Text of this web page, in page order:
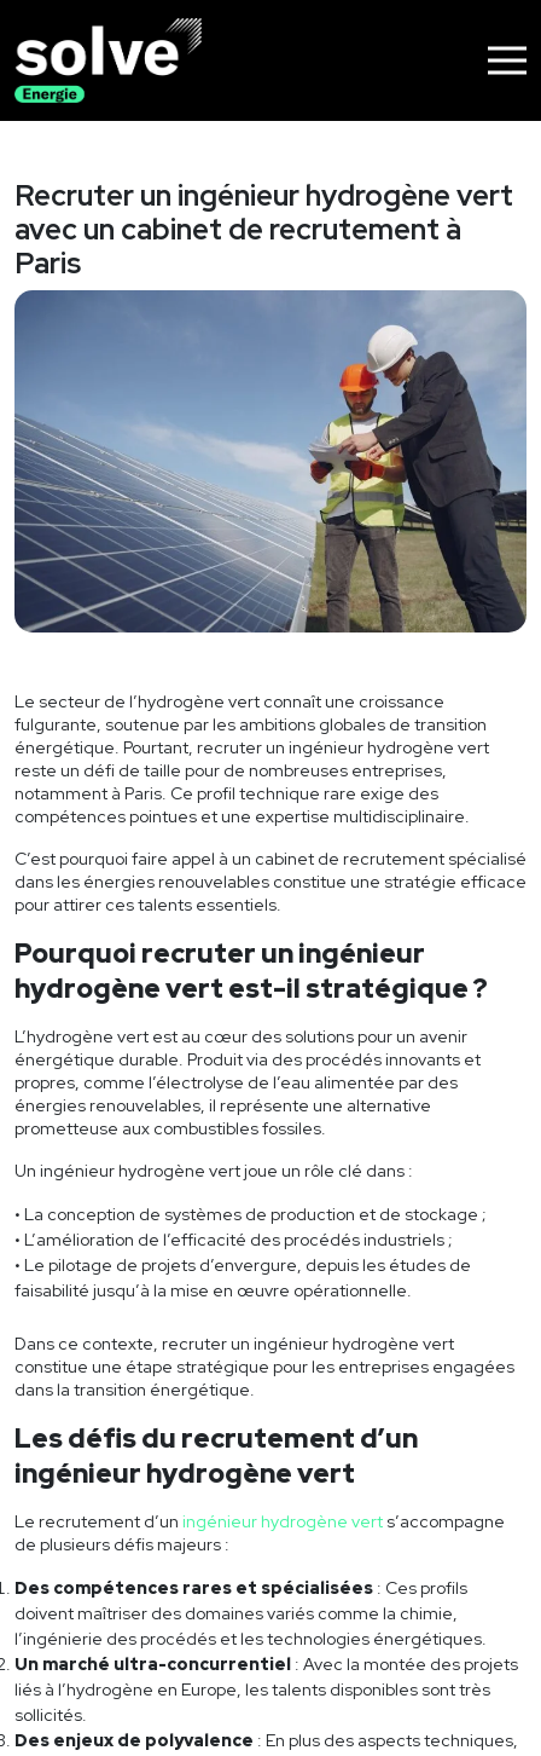
Nos solutions
Accompagnement de dirigeants
Nos métiers
Pourquoi Solve
A propos
Nos clients
Offres d’emploi
Actualités
Contact
04 78 05 66 16
Recruter un ingénieur hydrogène vert
avec un cabinet de recrutement à
Paris
Le secteur de l’hydrogène vert connaît une croissance
fulgurante, soutenue par les ambitions globales de transition
énergétique. Pourtant, recruter un ingénieur hydrogène vert
reste un défi de taille pour de nombreuses entreprises,
notamment à Paris. Ce profil technique rare exige des
compétences pointues et une expertise multidisciplinaire.
C’est pourquoi faire appel à un cabinet de recrutement spécialisé
dans les énergies renouvelables constitue une stratégie efficace
pour attirer ces talents essentiels.
Pourquoi recruter un ingénieur
hydrogène vert est-il stratégique ?
L’hydrogène vert est au cœur des solutions pour un avenir
énergétique durable. Produit via des procédés innovants et
propres, comme l’électrolyse de l’eau alimentée par des
énergies renouvelables, il représente une alternative
prometteuse aux combustibles fossiles.
Un ingénieur hydrogène vert joue un rôle clé dans :
La conception de systèmes de production et de stockage ;
L’amélioration de l’efficacité des procédés industriels ;
Le pilotage de projets d’envergure, depuis les études de
faisabilité jusqu’à la mise en œuvre opérationnelle.
Dans ce contexte, recruter un ingénieur hydrogène vert
constitue une étape stratégique pour les entreprises engagées
dans la transition énergétique.
Les défis du recrutement d’un
ingénieur hydrogène vert
Le recrutement d’un ingénieur hydrogène vert s’accompagne
de plusieurs défis majeurs :
Des compétences rares et spécialisées : Ces profils
doivent maîtriser des domaines variés comme la chimie,
l’ingénierie des procédés et les technologies énergétiques.
Un marché ultra-concurrentiel : Avec la montée des projets
liés à l’hydrogène en Europe, les talents disponibles sont très
sollicités.
Des enjeux de polyvalence : En plus des aspects techniques,